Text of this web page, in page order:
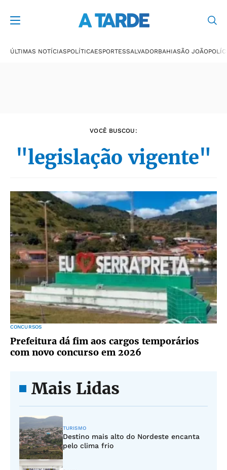
ÚLTIMAS NOTÍCIASPOLÍTICAESPORTESSALVADORBAHIASÃO JOÃO
VOCÊ BUSCOU:
"legislação vigente"
CONCURSOS
Prefeitura dá fim aos cargos temporários
com novo concurso em 2026
Mais Lidas
TURISMO
Destino mais alto do Nordeste encanta
pelo clima frio